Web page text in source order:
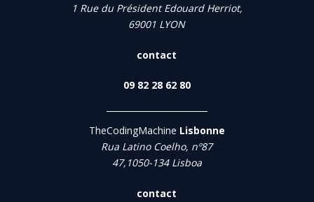
1 Rue du Président Edouard Herriot,
69001 LYON
contact
09 82 28 62 80
TheCodingMachine Lisbonne
Rua Latino Coelho, nº87
47,1050-134 Lisboa
contact